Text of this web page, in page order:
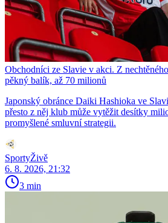
Obchodníci ze Slavie v akci. Z
pěkný balík, až 70 milionů
Japonský obránce Daiki Hashioka ve
přesto z něj klub může vytěžit desítky
promyšlené smluvní strategii.
SportyŽivě
6. 8. 2026, 21:32
3 min